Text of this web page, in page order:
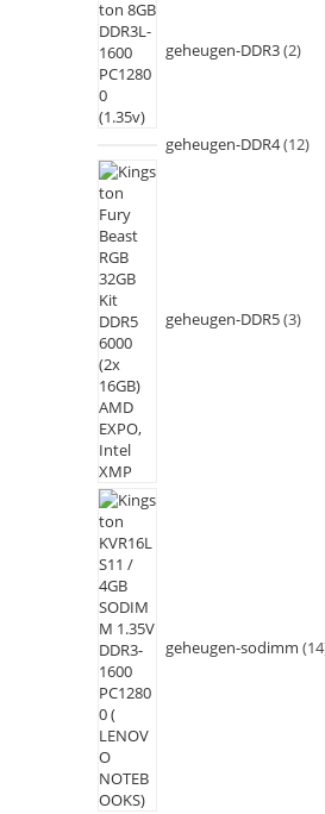
geheugen-DDR3 2
geheugen-DDR4 12
geheugen-DDR5 3
geheugen-sodimm 14